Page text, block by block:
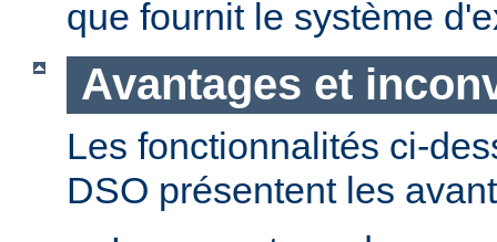
que fournit le système
Avantages et
Les fonctionnalités ci-
DSO présentent les